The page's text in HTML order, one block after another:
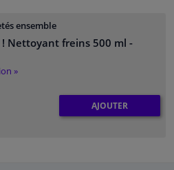
ensemble
! Nettoyant freins 500 ml -
»
AJOUTER